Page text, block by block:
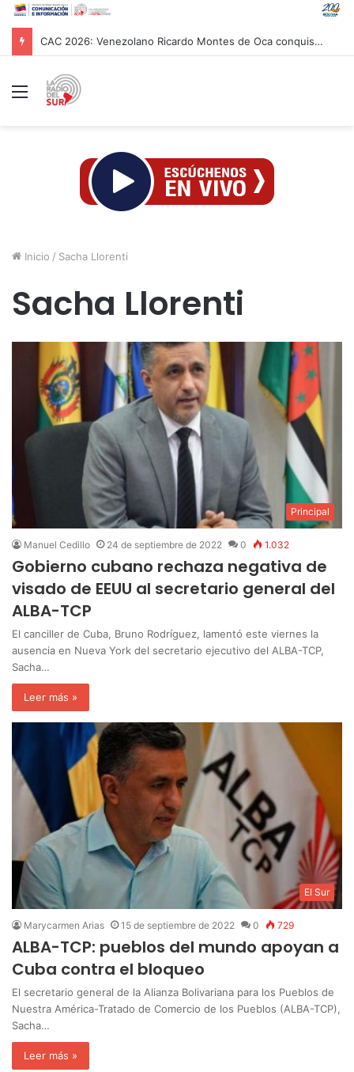
CAC 2026: Venezolano Ricardo Montes de Oca conquista Oro en salto con pértiga
Menú
Inicio / Sacha Llorenti
Sacha Llorenti
Principal
Manuel Cedillo 24 de septiembre de 2022 0 1.032
Gobierno cubano rechaza negativa de
visado de EEUU al secretario general del
ALBA-TCP
El canciller de Cuba, Bruno Rodríguez, lamentó este viernes la
ausencia en Nueva York del secretario ejecutivo del ALBA-TCP,
Sacha…
Leer más »
El Sur
Marycarmen Arias 15 de septiembre de 2022 0 729
ALBA-TCP: pueblos del mundo apoyan a
Cuba contra el bloqueo
El secretario general de la Alianza Bolivariana para los Pueblos de
Nuestra América-Tratado de Comercio de los Pueblos (ALBA-TCP),
Sacha…
Leer más »